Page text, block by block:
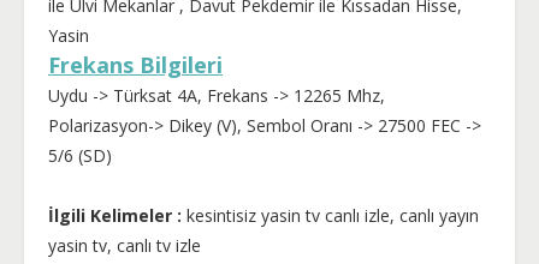
ile Ulvi Mekanlar , Davut Pekdemir ile Kıssadan Hisse,
Yasin
Frekans Bilgileri
Uydu -> Türksat 4A, Frekans -> 12265 Mhz,
Polarizasyon-> Dikey (V), Sembol Oranı -> 27500 FEC ->
5/6 (SD)
İlgili Kelimeler : kesintisiz yasin tv canlı izle, canlı yayın
yasin tv, canlı tv izle